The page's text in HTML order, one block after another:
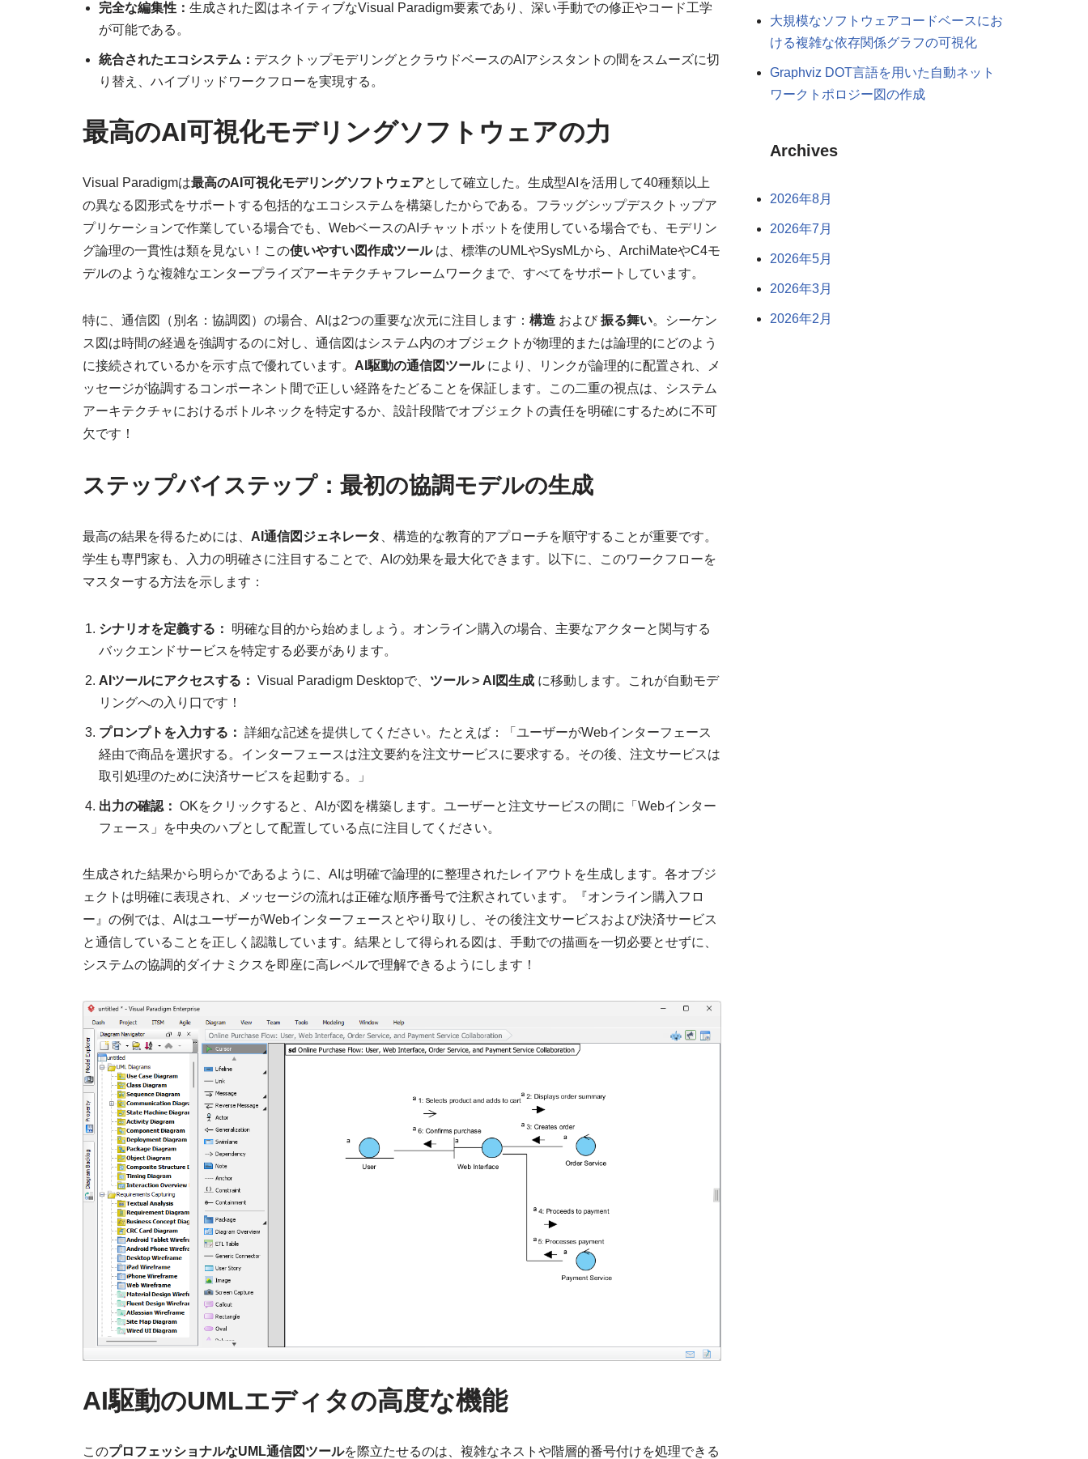
完全な編集性： 生成された図はネイティブなVisual Paradigm要素であり、深い手動での修正やコード工学
が可能である。
統合されたエコシステム： デスクトップモデリングとクラウドベースのAIアシスタントの間をスムーズに切
り替え、ハイブリッドワークフローを実現する。
最高のAI可視化モデリングソフトウェアの力
Visual Paradigmは最高のAI可視化モデリングソフトウェアとして確立した。生成型AIを活用して40種類以上
の異なる図形式をサポートする包括的なエコシステムを構築したからである。フラッグシップデスクトップア
プリケーションで作業している場合でも、WebベースのAIチャットボットを使用している場合でも、モデリン
グ論理の一貫性は類を見ない！この使いやすい図作成ツールは、標準のUMLやSysMLから、ArchiMateやC4モ
デルのような複雑なエンタープライズアーキテクチャフレームワークまで、すべてをサポートしています。
特に、通信図（別名：協調図）の場合、AIは2つの重要な次元に注目します： 構造 および振る舞い。シーケン
ス図は時間の経過を強調するのに対し、通信図はシステム内のオブジェクトが物理的または論理的にどのよう
に接続されているかを示す点で優れています。 AI駆動の通信図ツールにより、リンクが論理的に配置され、メ
ッセージが協調するコンポーネント間で正しい経路をたどることを保証します。この二重の視点は、システム
アーキテクチャにおけるボトルネックを特定するか、設計段階でオブジェクトの責任を明確にするために不可
欠です！
ステップバイステップ：最初の協調モデルの生成
最高の結果を得るためには、 AI通信図ジェネレータ
、構造的な教育的アプローチを順守することが重要です。
学生も専門家も、入力の明確さに注目することで、AIの効果を最大化できます。以下に、このワークフローを
マスターする方法を示します：
シナリオを定義する：
明確な目的から始めましょう。オンライン購入の場合、主要なアクターと関与する
バックエンドサービスを特定する必要があります。
AIツールにアクセスする： Visual Paradigm Desktopで、 ツール > AI図生成 に移動します。これが自動モデ
リングへの入り口です！
プロンプトを入力する： 詳細な記述を提供してください。たとえば：「ユーザーがWebインターフェース
経由で商品を選択する。インターフェースは注文要約を注文サービスに要求する。その後、注文サービスは
取引処理のために決済サービスを起動する。」
出力の確認： OKをクリックすると、AIが図を構築します。ユーザーと注文サービスの間に「Webインター
フェース」を中央のハブとして配置している点に注目してください。
生成された結果から明らかであるように、AIは明確で論理的に整理されたレイアウトを生成します。各オブジ
ェクトは明確に表現され、メッセージの流れは正確な順序番号で注釈されています。『オンライン購入フロ
ー』の例では、AIはユーザーがWebインターフェースとやり取りし、その後注文サービスおよび決済サービス
と通信していることを正しく認識しています。結果として得られる図は、手動での描画を一切必要とせずに、
システムの協調的ダイナミクスを即座に高レベルで理解できるようにします！
AI駆動のUMLエディタの高度な機能
このプロフェッショナルなUML通信図ツールを際立たせるのは、複雑なネストや階層的番号付けを処理できる
大規模なソフトウェアコードベースにお
ける複雑な依存関係グラフの可視化
Graphviz DOT言語を用いた自動ネット
ワークトポロジー図の作成
Archives
2026年8月
2026年7月
2026年5月
2026年3月
2026年2月